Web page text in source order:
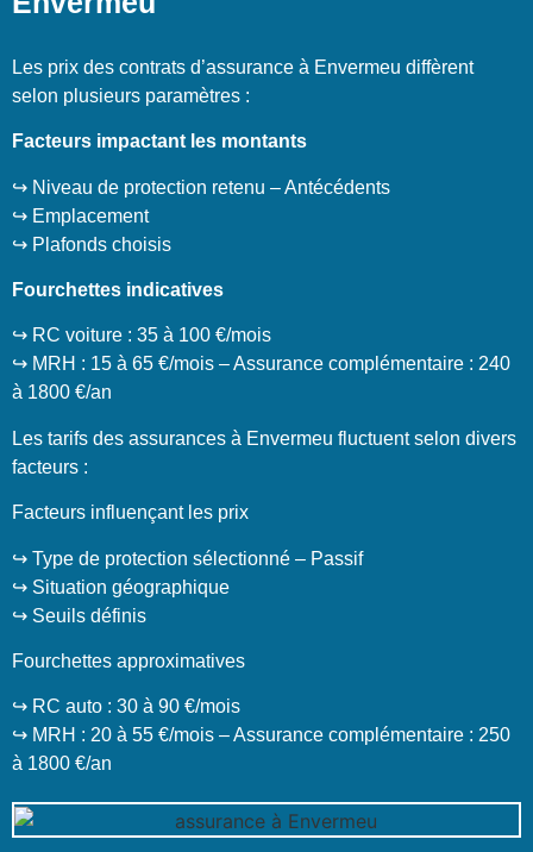
Les prix des contrats d’assurance à Envermeu diffèrent
selon plusieurs paramètres :
Facteurs impactant les montants
↪️ Niveau de protection retenu – Antécédents
↪️ Emplacement
↪️ Plafonds choisis
Fourchettes indicatives
↪️ RC voiture : 35 à 100 €/mois
↪️ MRH : 15 à 65 €/mois – Assurance complémentaire : 240
à 1800 €/an
Les tarifs des assurances à Envermeu fluctuent selon divers
facteurs :
Facteurs influençant les prix
↪️ Type de protection sélectionné – Passif
↪️ Situation géographique
↪️ Seuils définis
Fourchettes approximatives
↪️ RC auto : 30 à 90 €/mois
↪️ MRH : 20 à 55 €/mois – Assurance complémentaire : 250
à 1800 €/an